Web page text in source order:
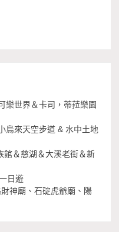
樂世界＆卡司，蒂菈樂園
烏來天空步道 & 水中土地
館＆慈湖＆大溪老街＆新
日遊
神廟、石碇虎爺廟、陽